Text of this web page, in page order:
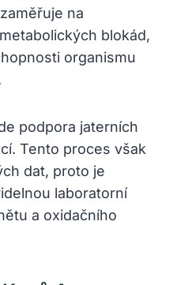
na
blokád,
organismu
podpora jaterních
Tento proces však
dat, proto je
laboratorní
a oxidačního